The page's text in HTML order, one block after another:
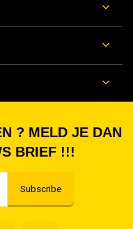
? MELD JE DAN
BRIEF !!!
Subscribe